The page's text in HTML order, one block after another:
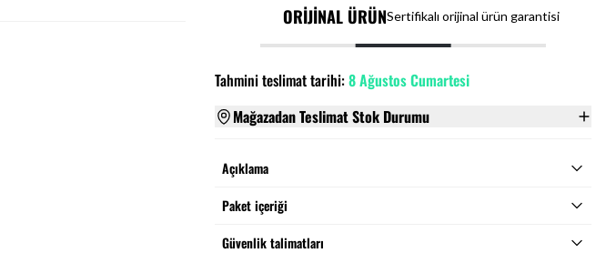
ORİJİNAL ÜRÜNSertifikalı orijinal ürün garantisi
Tahmini teslimat tarihi:8 Ağustos Cumartesi
Mağazadan Teslimat Stok Durumu
Açıklama
Paket içeriği
Güvenlik talimatları